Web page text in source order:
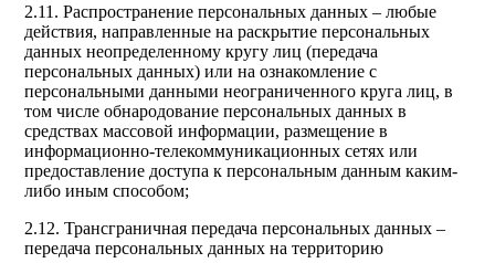
2.11. Распространение персональных данных – любые
действия, направленные на раскрытие персональных
данных неопределенному кругу лиц (передача
персональных данных) или на ознакомление с
персональными данными неограниченного круга лиц, в
том числе обнародование персональных данных в
средствах массовой информации, размещение в
информационно-телекоммуникационных сетях или
предоставление доступа к персональным данным каким-
либо иным способом;
2.12. Трансграничная передача персональных данных –
передача персональных данных на территорию